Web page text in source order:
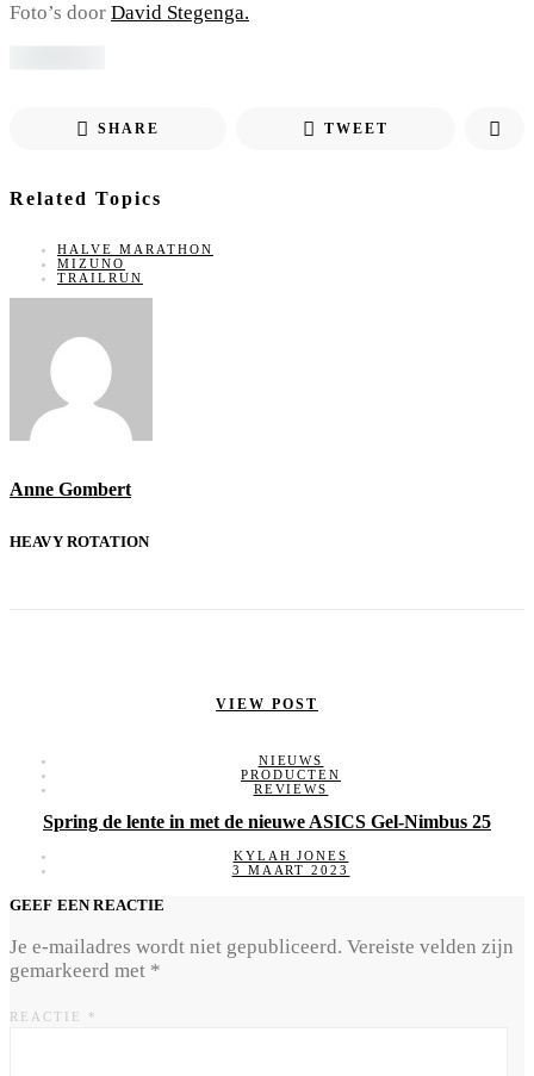
Foto’s door David Stegenga.
SHARE TWEET
Related Topics
HALVE MARATHON
MIZUNO
TRAILRUN
Anne Gombert
HEAVY ROTATION
VIEW POST
NIEUWS
PRODUCTEN
REVIEWS
Spring de lente in met de nieuwe ASICS Gel-Nimbus 25
KYLAH JONES
3 MAART 2023
GEEF EEN REACTIE
Je e-mailadres wordt niet gepubliceerd. Vereiste velden zijn
gemarkeerd met *
REACTIE *